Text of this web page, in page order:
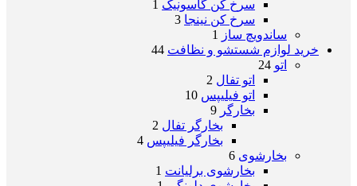
سرخ کن گاسونیک 1
سرخ کن نینجا 3
ساندویچ ساز
1
خرید لوازم شستشو و نظافت 44
اتو 24
اتو تفال 2
اتو فیلیپس 10
بخارگر 9
بخارگر تفال 2
بخارگر فیلیپس 4
بخارشوی 6
بخارشوی برلیانت 1